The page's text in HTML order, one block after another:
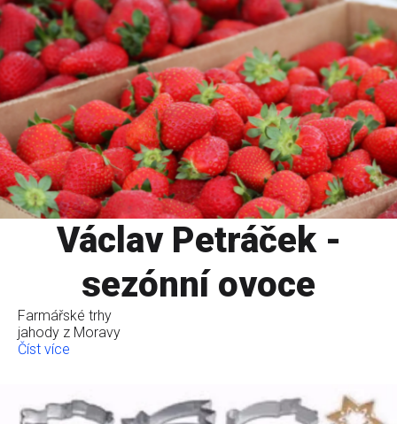
Václav Petráček -
sezónní ovoce
Farmářské trhy
jahody z Moravy
Číst více